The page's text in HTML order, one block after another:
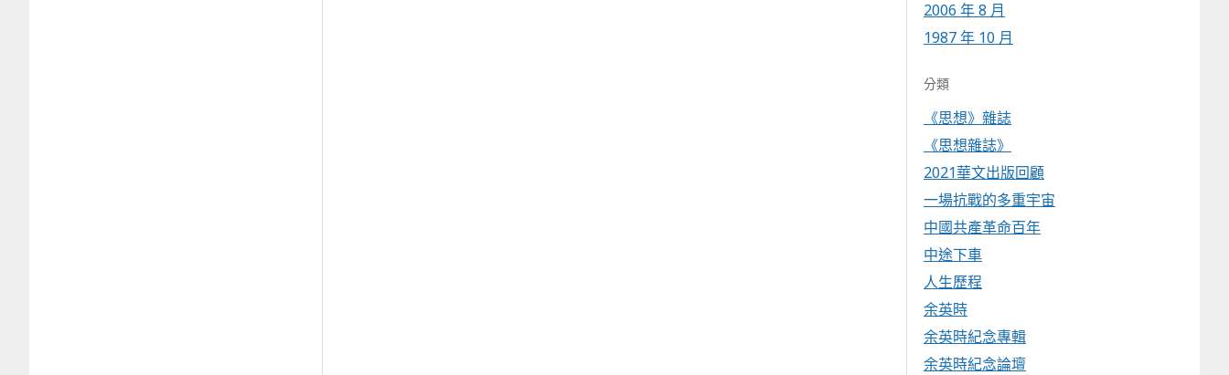
2006 年 8 月
1987 年 10 月
分類
《思想》雜誌
《思想雜誌》
2021華文出版回顧
一場抗戰的多重宇宙
中國共產革命百年
中途下車
人生歷程
余英時
余英時紀念專輯
余英時紀念論壇